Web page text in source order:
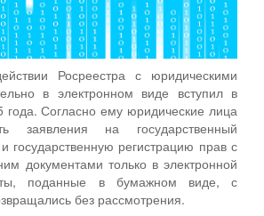
Росреестра с юридическими
в электронном виде вступил в
года. Согласно ему юридические лица
заявления на государственный
государственную регистрацию прав с
документами только в электронной
поданные в бумажном виде, с
без рассмотрения.